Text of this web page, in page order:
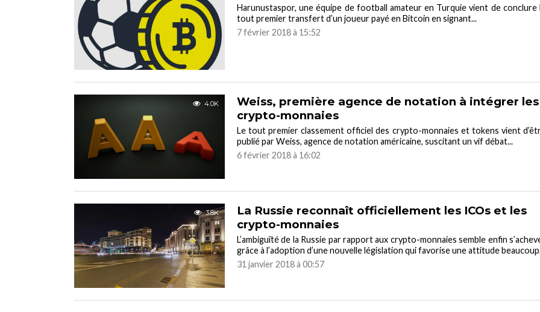
Harunustaspor, une équipe de football amateur en Turquie vient de conclure
tout premier transfert d’un joueur payé en Bitcoin en signant...
7 février 2018 à 15:52
4.0K
Weiss, première agence de notation à intégrer les
crypto-monnaies
Le tout premier classement officiel des crypto-monnaies et tokens vient
publié par Weiss, agence de notation américaine, suscitant un vif débat...
6 février 2018 à 16:02
3.8K
La Russie reconnaît officiellement les ICOs et les
crypto-monnaies
L’ambiguïté de la Russie par rapport aux crypto-monnaies semble enfin
grâce à l’adoption d’une nouvelle législation qui favorise une attitude
31 janvier 2018 à 00:57